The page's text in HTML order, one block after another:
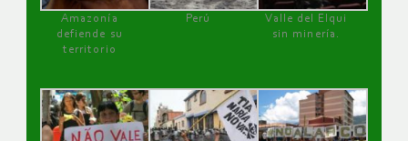
Amazonía
defiende su
territorio
Perú
Valle del Elqui
sin minería.